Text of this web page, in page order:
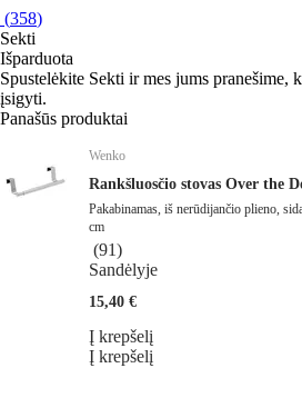
(358)
Sekti
Išparduota
Spustelėkite Sekti ir mes jums pranešime,
įsigyti.
Panašūs produktai
Wenko
Rankšluosčio stovas Over the
Pakabinamas, iš nerūdijančio plieno,
cm
(91)
Sandėlyje
15,40 €
Į krepšelį
Į krepšelį